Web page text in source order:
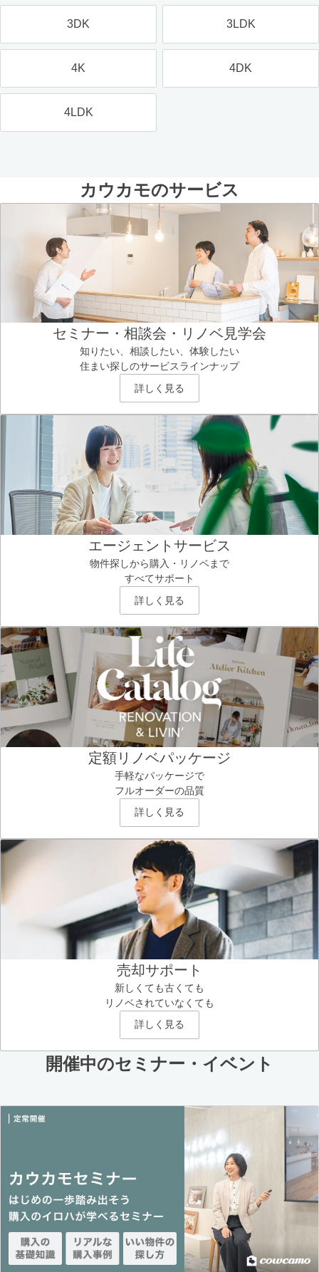
3DK 3LDK
4K 4DK
4LDK
カウカモのサービス
セミナー・相談会・リノベ見学会
知りたい、相談したい、体験したい
住まい探しのサービスラインナップ
詳しく見る
エージェントサービス
物件探しから購入・リノベまで
すべてサポート
詳しく見る
定額リノベパッケージ
手軽なパッケージで
フルオーダーの品質
詳しく見る
売却サポート
新しくても古くても
リノベされていなくても
詳しく見る
開催中のセミナー・イベント